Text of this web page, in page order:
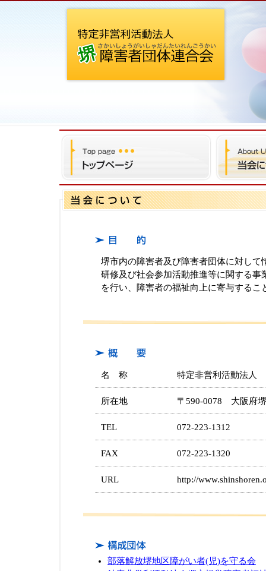
堺市内の障害者及び障害者団体に対し
研修及び社会参加活動推進等に関する
を行い、障害者の福祉向上に寄与するこ
名 称 特定非営利活動法人
所在地 〒590-0078 大阪府
TEL 072-223-1312
FAX 072-223-1320
URL http://
部落解放堺地区障がい者(児)を守る会